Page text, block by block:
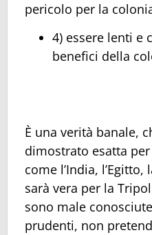
pericolo per la
4) essere lenti e
benefici della
È una verità banale,
dimostrato esatta
come l’India,
sarà vera per la
sono male
prudenti, non